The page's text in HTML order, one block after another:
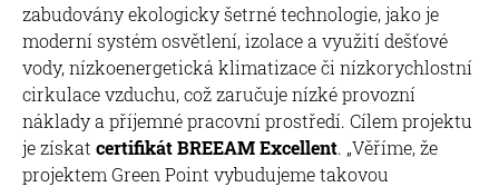
zabudovány ekologicky šetrné technologie, jako je
moderní systém osvětlení, izolace a využití dešťové
vody, nízkoenergetická klimatizace či nízkorychlostní
cirkulace vzduchu, což zaručuje nízké provozní
náklady a příjemné pracovní prostředí. Cílem projektu
je získat certifikát BREEAM Excellent. „Věříme, že
projektem Green Point vybudujeme takovou